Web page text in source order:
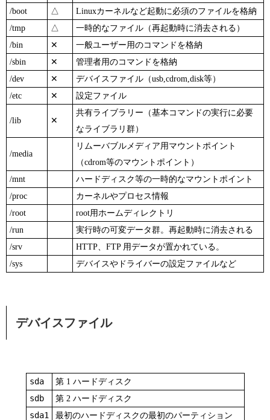
/boot
△
Linuxカーネルなど起動に必須のファイルを格納
/tmp
△
一時的なファイル（再起動時に消去される）
/bin
✕
一般ユーザー用のコマンドを格納
/sbin
✕
管理者用のコマンドを格納
/dev
✕
デバイスファイル（usb,cdrom,disk等）
/etc
✕ 設定ファイル
/lib ✕
共有ライブラリー（基本コマンドの実行に必要
なライブラリ群）
/media
リムーバブルメディア用マウントポイント
（cdrom等のマウントポイント）
/mnt
ハードディスク等の一時的なマウントポイント
/proc
カーネルやプロセス情報
/root
root用ホームディレクトリ
/run
実行時の可変データ群。再起動時に消去される
/srv
HTTP、FTP 用データが置かれている。
/sys
デバイスやドライバーの設定ファイルなど
デバイスファイル
sda 第 1 ハードディスク
sdb 第 2 ハードディスク
sda1 最初のハードディスクの最初のパーティション